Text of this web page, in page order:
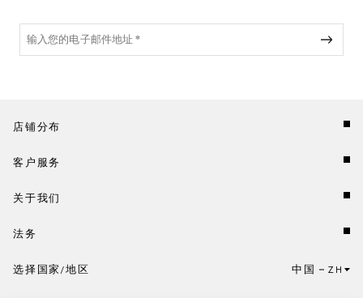
店铺分布
客户服务
关于我们
法务
点击此处选择国家/地区和语言。
选择国家/地区 中国 ZH